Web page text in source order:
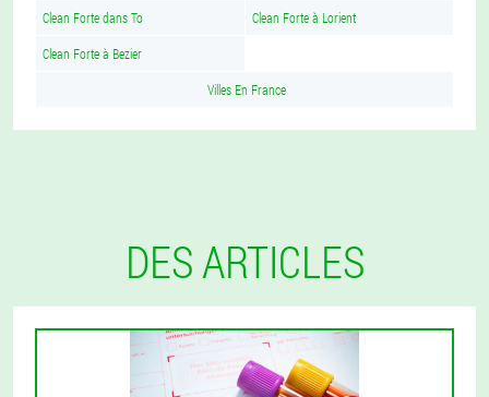
Clean Forte dans To Clean Forte à Lorient
Clean Forte à Bezier
Villes En France
DES ARTICLES